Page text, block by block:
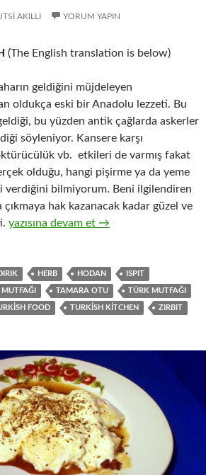
AKILLI YORUM YAPIN
(The English translation is below)
geldiğini müjdeleyen
oldukça eski bir Anadolu lezzeti. Bu
bu yüzden antik çağlarda askerler
söyleniyor. Kansere karşı
vb. etkileri de varmış fakat
olduğu, hangi pişirme ya da yeme
verdiğini bilmiyorum. Beni ilgilendiren
çıkmaya hak kazanacak kadar güzel ve
HODAN OTU YEMEĞİ
yazısına devam et →
HERB HODAN ISPIT
TAMARA OTU TÜRK MUTFAĞI
FOOD TURKISH KITCHEN ZIRBIT